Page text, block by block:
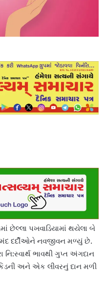
છેલ્લા પખવાડિયામાં થયેલા બે
દર્દીઓને નવજીવન મળ્યું છે.
નિ:સ્વાર્થ ભાવથી ગુપ્ત અંગદાન
અને એક લીવરનું દાન મળી